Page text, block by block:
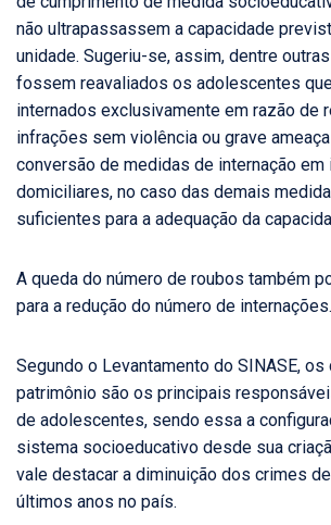
não ultrapassassem a capacidade
unidade. Sugeriu-se, assim, dentre
fossem reavaliados os adolescentes
internados exclusivamente em razão de
infrações sem violência ou grave
conversão de medidas de internação em
domiciliares, no caso das demais
suficientes para a adequação da
A queda do número de roubos também
para a redução do número de internações.
Segundo o Levantamento do SINASE,
patrimônio são os principais
de adolescentes, sendo essa a
sistema socioeducativo desde sua
vale destacar a diminuição dos crimes
últimos anos no país.